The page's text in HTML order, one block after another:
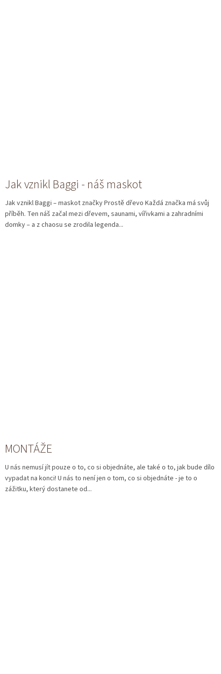
Jak vznikl Baggi - náš maskot
Jak vznikl Baggi – maskot značky Prostě dřevo Každá značka má svůj
příběh. Ten náš začal mezi dřevem, saunami, vířivkami a zahradními
domky – a z chaosu se zrodila legenda...
MONTÁŽE
U nás nemusí jít pouze o to, co si objednáte, ale také o to, jak bude dílo
vypadat na konci! U nás to není jen o tom, co si objednáte - je to o
zážitku, který dostanete od...